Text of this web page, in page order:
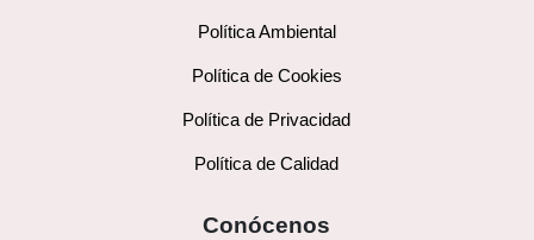
Política Ambiental
Política de Cookies
Política de Privacidad
Política de Calidad
Conócenos